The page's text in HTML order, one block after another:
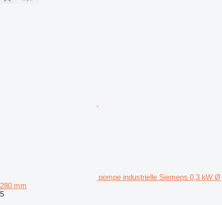
pompe industrielle Siemens 0,3 kW Ø
280 mm
5